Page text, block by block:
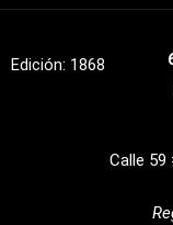
Edición: 1868
Calle 59